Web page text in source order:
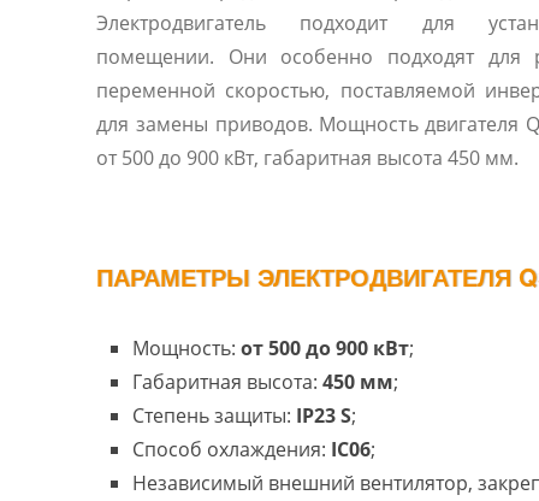
Электродвигатель подходит для
помещении. Они особенно подходят для
переменной скоростью, поставляемой
для замены приводов. Мощность двигателя
от 500 до 900 кВт, габаритная высота 450 мм.
ПАРАМЕТРЫ ЭЛЕКТРОДВИГАТЕЛЯ
Мощность: от 500 до 900 кВт;
Габаритная высота: 450 мм;
Степень защиты: IP23 S;
Способ охлаждения: IC06;
Независимый внешний вентилятор,